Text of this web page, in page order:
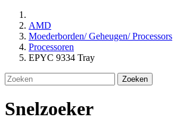
AMD
Moederborden/ Geheugen/ Processors
Processoren
EPYC 9334 Tray
Zoeken
Snelzoeker